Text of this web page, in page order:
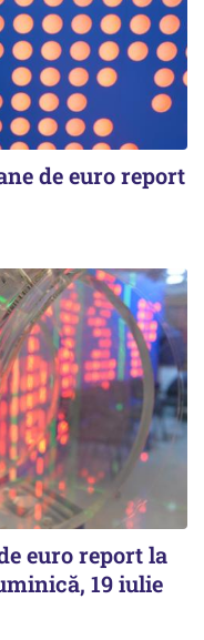
de euro report
euro report la
19 iulie